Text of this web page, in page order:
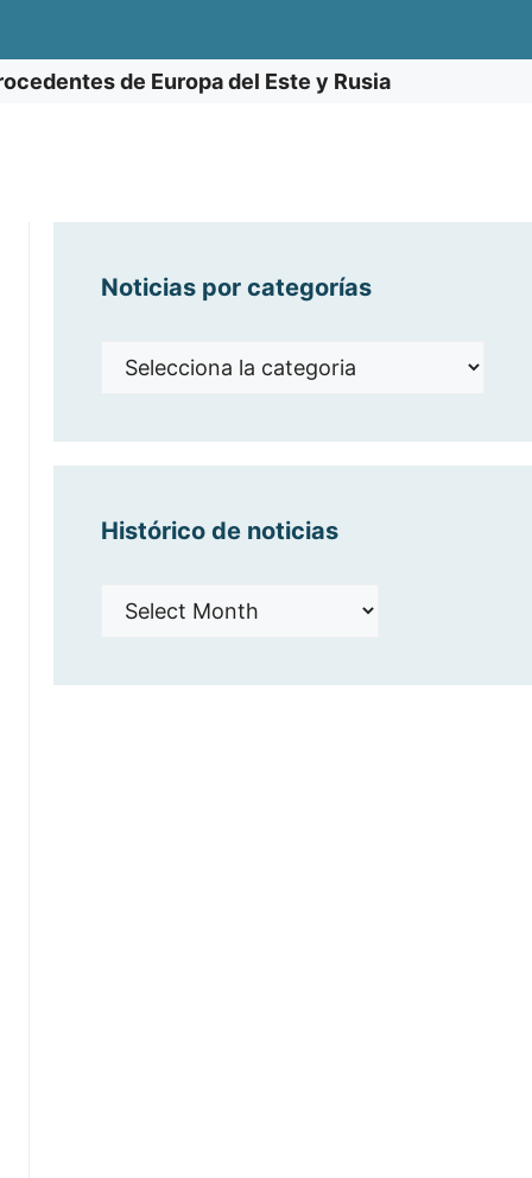
de Europa del Este y Rusia
Noticias por categorías
Noticias
Histórico de noticias
Histórico